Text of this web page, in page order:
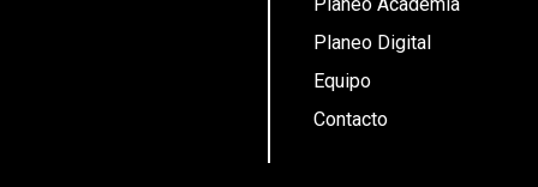
Planeo Digital
Equipo
Contacto